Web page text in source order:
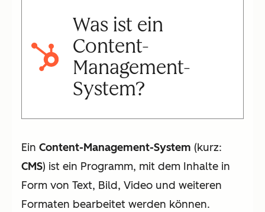
Was ist ein
Content-
Management-
System?
Ein Content-Management-System (kurz:
CMS) ist ein Programm, mit dem Inhalte in
Form von Text, Bild, Video und weiteren
Formaten bearbeitet werden können.